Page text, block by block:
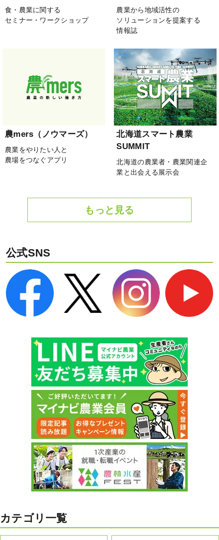
食・農業に関する
セミナー・ワークショップ
農業から地域活性の
ソリューションを提案する
情報誌
農mers（ノウマーズ）
農業をやりたい人と
農場をつなぐアプリ
北海道スマート農業
SUMMIT
北海道の農業者・農業関連企
業と出会える展示会
もっと見る
公式SNS
カテゴリ一覧